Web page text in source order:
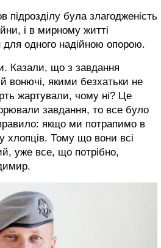
підрозділу була злагодженість
і в мирному житті
одного надійною опорою.
Казали, що з завдання
вонючі, якими безхатьки не
жартували, чому ні? Це
завдання, то все було
якщо ми потрапимо в
хлопців. Тому що вони всі
уже все, що потрібно,